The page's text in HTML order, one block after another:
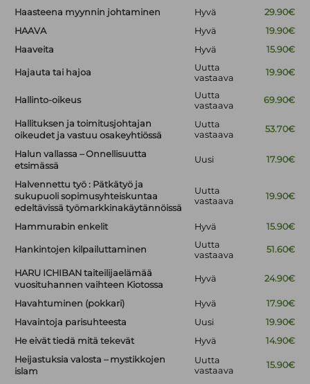
Haasteena myynnin johtaminen Hyvä
29.90€
HAAVA
Hyvä
19.90€
Haaveita
Hyvä 15.90€
Hajauta tai hajoa
Uutta
vastaava
19.90€
Hallinto-oikeus
Uutta
vastaava
69.90€
Hallituksen ja toimitusjohtajan
oikeudet ja vastuu osakeyhtiössä
Uutta
vastaava
53.70€
Halun vallassa – Onnellisuutta
etsimässä
Uusi 17.90€
Halvennettu työ : Pätkätyö ja
sukupuoli sopimusyhteiskuntaa
edeltävissä työmarkkinakäytännöissä
Uutta
vastaava
19.90€
Hammurabin enkelit Hyvä 15.90€
Hankintojen kilpailuttaminen
Uutta
vastaava
51.60€
HARU ICHIBAN taiteilijaelämää
vuosituhannen vaihteen Kiotossa
Hyvä 24.90€
Havahtuminen (pokkari) Hyvä
17.90€
Havaintoja parisuhteesta
Uusi
19.90€
He eivät tiedä mitä tekevät
Hyvä
14.90€
Heijastuksia valosta – mystikkojen
islam
Uutta
vastaava
15.90€